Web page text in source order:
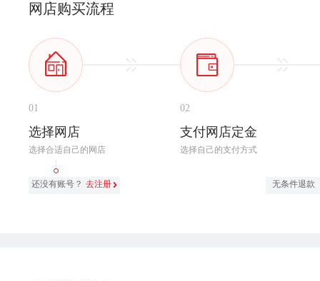
网店购买流程
01
选择网店
选择合适自己的网店
还没有账号？ 去注册
02
支付网店定金
选择自己的支付方式
无条件退款